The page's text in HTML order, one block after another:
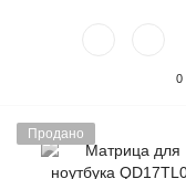
0
Продано